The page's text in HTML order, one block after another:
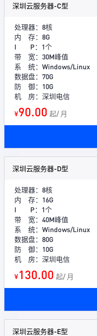
深圳云服务器-C型
处理器：8核
内 存：8G
I P：1个
带 宽：30M峰值
系 统：Windows/Linux
数据盘：70G
防 御：10G
机 房：深圳电信
¥90.00 起/ 月
深圳云服务器-D型
处理器：8核
内 存：16G
I P：1个
带 宽：40M峰值
系 统：Windows/Linux
数据盘：80G
防 御：10G
机 房：深圳电信
¥130.00 起/ 月
深圳云服务器-E型